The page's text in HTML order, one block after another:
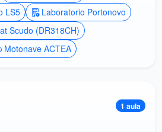
LS5
Laboratorio Portonovo
Scudo (DR318CH)
Motonave ACTEA
1 aula